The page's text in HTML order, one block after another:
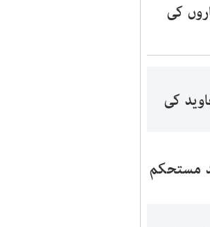
کی
کی
مستحکم